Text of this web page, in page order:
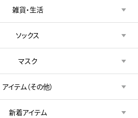
雑貨・生活
ソックス
マスク
アイテム（その他）
新着アイテム